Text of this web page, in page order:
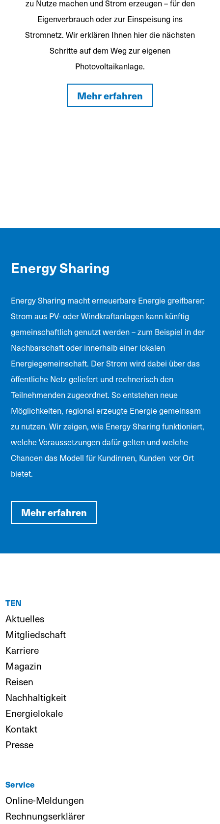
zu Nutze machen und Strom erzeugen – für den
Eigenverbrauch oder zur Einspeisung ins
Stromnetz. Wir erklären Ihnen hier die nächsten
Schritte auf dem Weg zur eigenen
Photovoltaikanlage.
Mehr erfahren
Energy Sharing
Energy Sharing macht erneuerbare Energie greifbarer:
Strom aus PV- oder Windkraftanlagen kann künftig
gemeinschaftlich genutzt werden – zum Beispiel in der
Nachbarschaft oder innerhalb einer lokalen
Energiegemeinschaft. Der Strom wird dabei über das
öffentliche Netz geliefert und rechnerisch den
Teilnehmenden zugeordnet. So entstehen neue
Möglichkeiten, regional erzeugte Energie gemeinsam
zu nutzen. Wir zeigen, wie Energy Sharing funktioniert,
welche Voraussetzungen dafür gelten und welche
Chancen das Modell für Kundinnen, Kunden vor Ort
bietet.
Mehr erfahren
TEN
Aktuelles
Mitgliedschaft
Karriere
Magazin
Reisen
Nachhaltigkeit
Energielokale
Kontakt
Presse
Service
Online-Meldungen
Rechnungserklärer